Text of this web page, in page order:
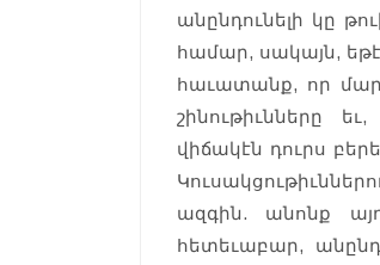
անընդունելի կը
համար, սակայն, եթէ
հաւատանք, որ
շինութիւնները
վիճակէն դուրս
ազգին. անոնք
հետեւաբար,